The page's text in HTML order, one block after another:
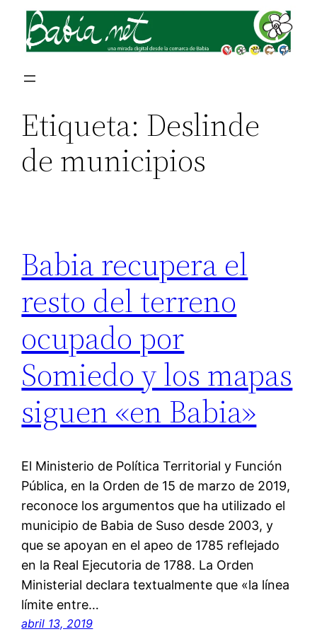
Saltar
contenido
Etiqueta: Deslinde
de municipios
Babia recupera el
resto del terreno
ocupado por
Somiedo y los mapas
siguen «en Babia»
El Ministerio de Política Territorial y Función
Pública, en la Orden de 15 de marzo de 2019,
reconoce los argumentos que ha utilizado el
municipio de Babia de Suso desde 2003, y
que se apoyan en el apeo de 1785 reflejado
en la Real Ejecutoria de 1788. La Orden
Ministerial declara textualmente que «la línea
límite entre…
abril 13, 2019